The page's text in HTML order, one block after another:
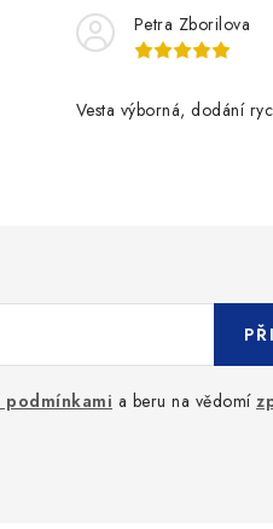
Petra Zborilova
Vesta výborná, dodání
podmínkami a beru na vědomí